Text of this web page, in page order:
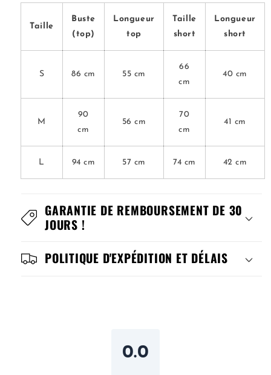
Taille
Buste
(top)
Longueur
top
Taille
short
Longueur
short
S 86 cm 55 cm
66
cm
40 cm
M
90
cm
56 cm
70
cm
41 cm
L 94 cm 57 cm 74 cm 42 cm
GARANTIE DE REMBOURSEMENT DE 30
JOURS !
POLITIQUE D'EXPÉDITION ET DÉLAIS
0.0